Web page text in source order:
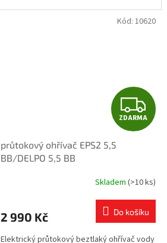
Z
D
R
M
A
ZDARMA
průtokový ohřívač EPS2 5,5
BB/DELPO 5,5 BB
Skladem (>10 ks)
2 990 Kč Do košíku
Elektrický průtokový beztlaký ohřívač vody
Kód: 10620